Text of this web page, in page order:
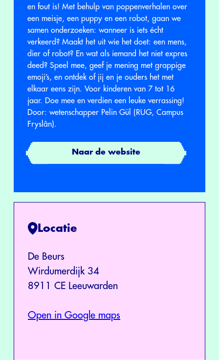
en fout is! Met behulp van poppenverhalen over
een meisje, een puppy en een robot, gaan we
samen onderzoeken: wanneer is iets écht
verkeerd? Maakt het uit wie het doet: een mens,
dier of robot? En wat als iemand het niet expres
deed? Speel mee, geef je mening met grappige
emoji’s, en ontdek of jij en je ouders het met
elkaar eens zijn. Voor kinderen van 7 tot 16
jaar. Doe mee en verdien een leuke verrassing!
Door: wetenschapper Pelin Gül (RUG, Campus
Fryslân).
Naar de website
Locatie
De Beurs
Wirdumerdijk 34
8911 CE Leeuwarden
Open in Google maps